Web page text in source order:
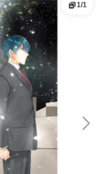
1/1